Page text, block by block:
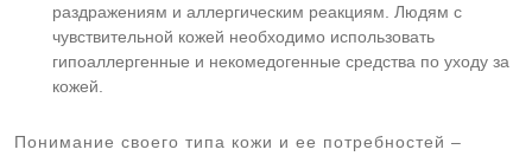
раздражениям и аллергическим реакциям. Людям с
чувствительной кожей необходимо использовать
гипоаллергенные и некомедогенные средства по уходу за
кожей.
Понимание своего типа кожи и ее потребностей –